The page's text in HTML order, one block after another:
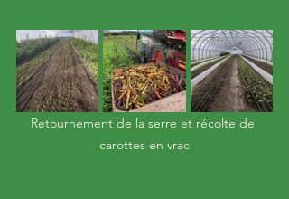
Retournement de la serre et récolte de
carottes en vrac